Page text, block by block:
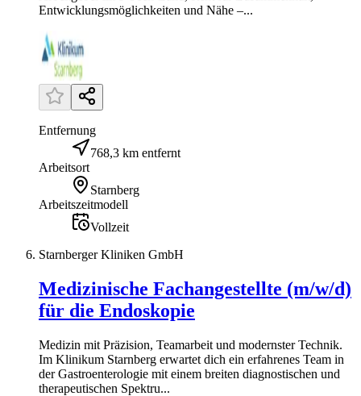
Entwicklungsmöglichkeiten und Nähe –...
Entfernung
768,3 km entfernt
Arbeitsort
Starnberg
Arbeitszeitmodell
Vollzeit
Starnberger Kliniken GmbH
Medizinische Fachangestellte (m/w/d)
für die Endoskopie
Medizin mit Präzision, Teamarbeit und modernster Technik.
Im Klinikum Starnberg erwartet dich ein erfahrenes Team in
der Gastroenterologie mit einem breiten diagnostischen und
therapeutischen Spektru...